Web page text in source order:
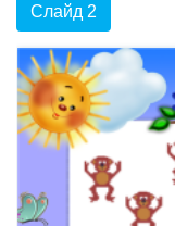
Слайд 2